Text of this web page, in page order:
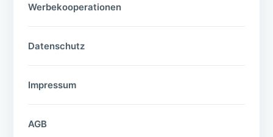
Werbekooperationen
Datenschutz
Impressum
AGB